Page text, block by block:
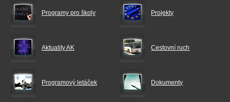
Programy pro školy Projekty
Aktuality AK Cestovní ruch
Programový letáček Dokumenty